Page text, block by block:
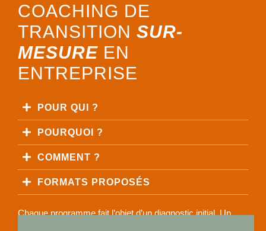
COACHING DE
TRANSITION SUR-
MESURE EN
ENTREPRISE
POUR QUI ?
POURQUOI ?
COMMENT ?
FORMATS PROPOSÉS
Chaque programme fait l’objet d’un diagnostic initial. Un